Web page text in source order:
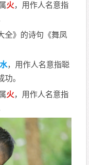
火，用作人名意指
》的诗句《舞凤
水，用作人名意指聪
。
火，用作人名意指